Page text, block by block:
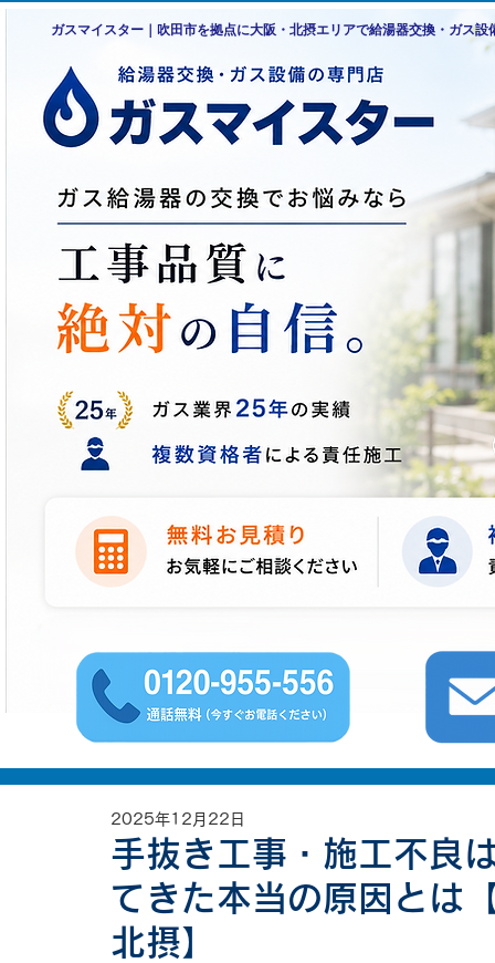
ガスマイスター｜吹田市を拠点に大阪・北摂エリアで給湯器交換・ガス
手抜き工事・施工不良
てきた本当の原因とは
北摂】
2025年12月22日